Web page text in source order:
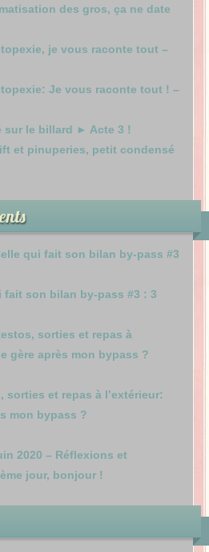
des gros, ça ne date
je vous raconte tout –
Je vous raconte tout ! –
sur le billard ► Acte 3 !
et pinuperies, petit condensé
qui fait son bilan by-pass #3
fait son bilan by-pass #3 : 3
sorties et repas à
gère après mon bypass ?
sorties et repas à l’extérieur:
mon bypass ?
2020 – Réflexions et
jour, bonjour !